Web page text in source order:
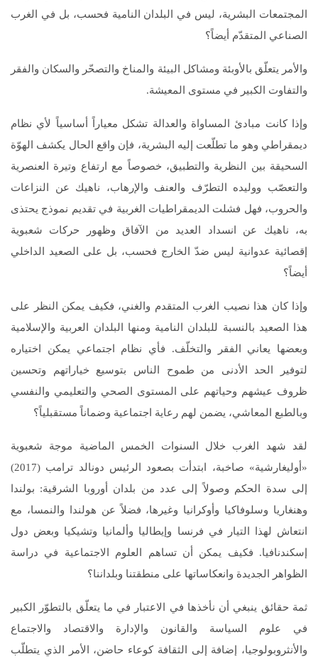
المجتمعات البشرية، ليس في البلدان النامية فحسب، بل في الغرب
الصناعي المتقدّم أيضاً؟
والأمر يتعلّق بالأوبئة ومشاكل البيئة والمناخ والتصحّر والسكان والفقر
والتفاوت الكبير في مستوى المعيشة.
وإذا كانت مبادئ المساواة والعدالة تشكل معياراً أساسياً لأي نظام
ديمقراطي وهو ما تطلّعت إليه البشرية، فإن واقع الحال يكشف الهوّة
السحيقة بين النظرية والتطبيق، خصوصاً مع ارتفاع وتيرة العنصرية
والتعصّب ووليده التطرّف والعنف والإرهاب، ناهيك عن النزاعات
والحروب، فهل فشلت الديمقراطيات الغربية في تقديم نموذج يحتذى
به، ناهيك عن انسداد العديد من الآفاق وظهور حركات شعبوية
إقصائية عدوانية ليس ضدّ الخارج فحسب، بل على الصعيد الداخلي
أيضاً؟
وإذا كان هذا نصيب الغرب المتقدم والغني، فكيف يمكن النظر على
هذا الصعيد بالنسبة للبلدان النامية ومنها البلدان العربية والإسلامية
وبعضها يعاني الفقر والتخلّف. فأي نظام اجتماعي يمكن اختياره
لتوفير الحد الأدنى من طموح الناس بتوسيع خياراتهم وتحسين
ظروف عيشهم وحياتهم على المستوى الصحي والتعليمي والنفسي
وبالطبع المعاشي، يضمن لهم رعاية اجتماعية وضماناً مستقبلياً؟
لقد شهد الغرب خلال السنوات الخمس الماضية موجة شعبوية
«أوليغارشية» صاخبة، ابتدأت بصعود الرئيس دونالد ترامب (2017)
إلى سدة الحكم وصولاً إلى عدد من بلدان أوروبا الشرقية: بولندا
وهنغاريا وسلوفاكيا وأوكرانيا وغيرها، فضلاً عن هولندا والنمسا، مع
انتعاش لهذا التيار في فرنسا وإيطاليا وألمانيا وتشيكيا وبعض دول
إسكندنافيا. فكيف يمكن أن تساهم العلوم الاجتماعية في دراسة
الظواهر الجديدة وانعكاساتها على منطقتنا وبلداننا؟
ثمة حقائق ينبغي أن نأخذها في الاعتبار في ما يتعلّق بالتطوّر الكبير
في علوم السياسة والقانون والإدارة والاقتصاد والاجتماع
والأنثروبولوجيا، إضافة إلى الثقافة كوعاء حاضن، الأمر الذي يتطلّب